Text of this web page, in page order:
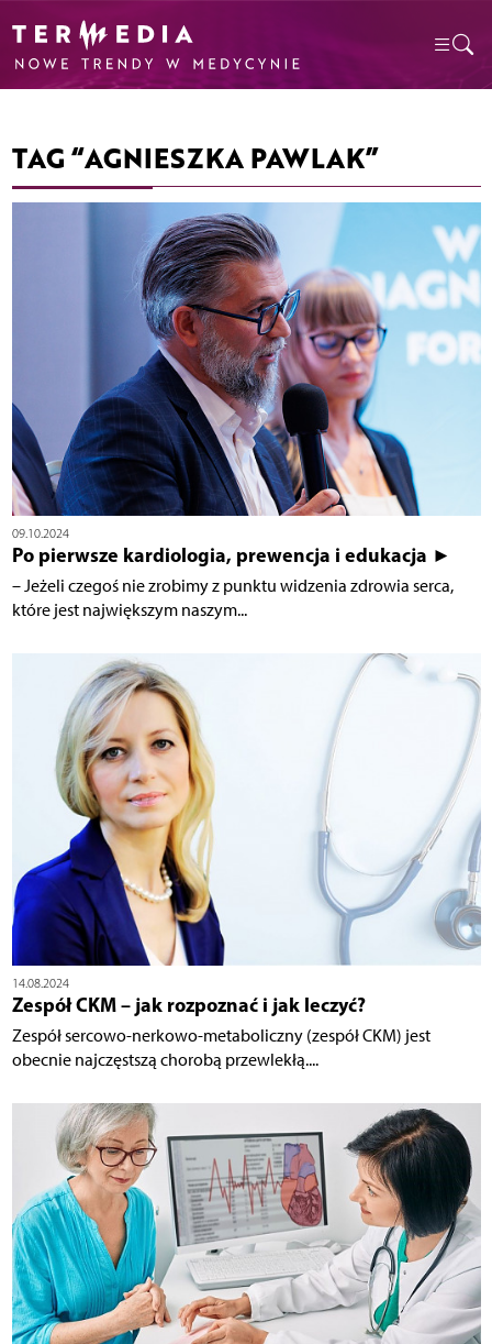
TAG “AGNIESZKA PAWLAK”
09.10.2024
Po pierwsze kardiologia, prewencja i edukacja ►
– Jeżeli czegoś nie zrobimy z punktu widzenia zdrowia serca,
które jest największym naszym...
14.08.2024
Zespół CKM – jak rozpoznać i jak leczyć?
Zespół sercowo-nerkowo-metaboliczny (zespół CKM) jest
obecnie najczęstszą chorobą przewlekłą....